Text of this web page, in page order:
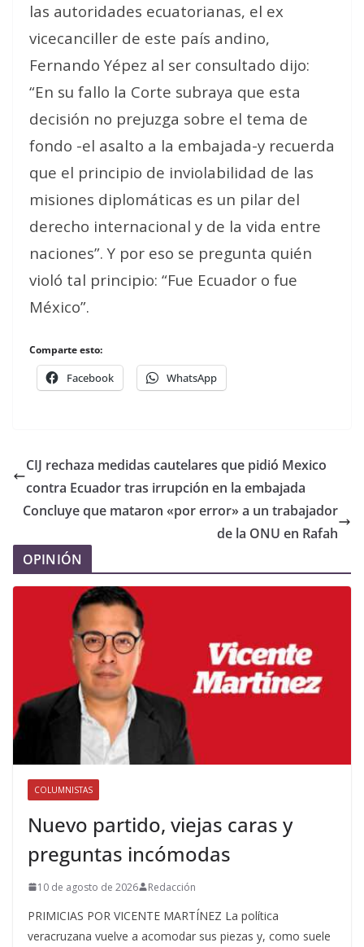
las autoridades ecuatorianas, el ex
vicecanciller de este país andino,
Fernando Yépez al ser consultado dijo:
“En su fallo la Corte subraya que esta
decisión no prejuzga sobre el tema de
fondo -el asalto a la embajada-y recuerda
que el principio de inviolabilidad de las
misiones diplomáticas es un pilar del
derecho internacional y de la vida entre
naciones”. Y por eso se pregunta quién
violó tal principio: “Fue Ecuador o fue
México”.
Comparte esto:
Facebook WhatsApp
CIJ rechaza medidas cautelares que pidió Mexico
contra Ecuador tras irrupción en la embajada
Concluye que mataron «por error» a un trabajador
de la ONU en Rafah
OPINIÓN
COLUMNISTAS
Nuevo partido, viejas caras y
preguntas incómodas
10 de agosto de 2026 Redacción
PRIMICIAS POR VICENTE MARTÍNEZ La política
veracruzana vuelve a acomodar sus piezas y, como suele